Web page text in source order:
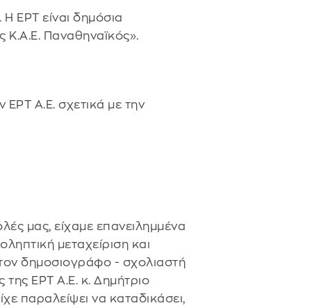
ΕΡΤ είναι δημόσια
Κ.Α.Ε. Παναθηναϊκός».
ΕΡΤ Α.Ε. σχετικά με την
μας, είχαμε επανειλημμένα
μεταχείριση και
δημοσιογράφο - σχολιαστή
της ΕΡΤ Α.Ε. κ. Δημήτριο
παραλείψει να καταδικάσει,